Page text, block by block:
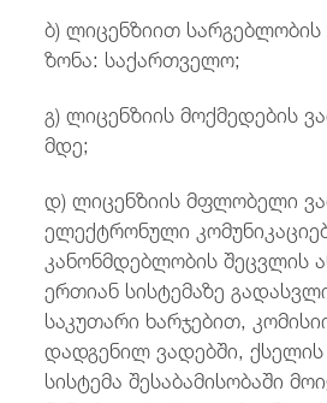
ბ) ლიცენზიით
ზონა: საქართველო;
გ) ლიცენზიის მოქმედების
მდე;
დ) ლიცენზიის მფლობელი
ელექტრონული
კანონმდებლობის შეცვლის
ერთიან სისტემაზე
საკუთარი ხარჯებით,
დადგენილ ვადებში, ქსელის
სისტემა შესაბამისობაში